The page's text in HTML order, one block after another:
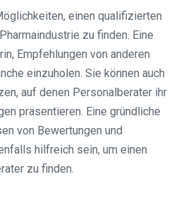
einen qualifizierten
zu finden. Eine
Empfehlungen von anderen
einzuholen. Sie können auch
auf denen Personalberater ihr
präsentieren. Eine gründliche
von Bewertungen und
hilfreich sein, um einen
zu finden.